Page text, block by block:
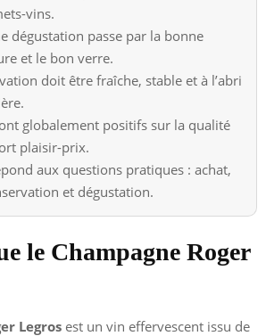
vins.
dégustation passe par la bonne
et le bon verre.
doit être fraîche, stable et à l’abri
globalement positifs sur la qualité
plaisir-prix.
aux questions pratiques : achat,
et dégustation.
le Champagne Roger
Legros est un vin effervescent issu de